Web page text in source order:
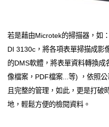
若是藉由Microtek的掃描器，如
DI 3130c，將各項表單掃描成影
的DMS軟體，將表單資料轉換
像檔案，PDF檔案...等) ，依照
且完整的管理，如此，更是打破
地，輕鬆方便的檢閱資料。